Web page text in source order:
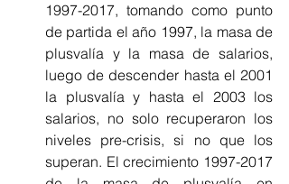
1997-2017, tomando como punto
de partida el año 1997, la masa de
plusvalía y la masa de salarios,
luego de descender hasta el 2001
la plusvalía y hasta el 2003 los
salarios, no solo recuperaron los
niveles pre-crisis, si no que los
superan. El crecimiento 1997-2017